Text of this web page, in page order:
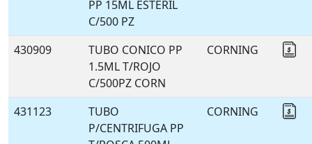
PP 15ML ESTERIL
C/500 PZ
430909
TUBO CONICO PP
1.5ML T/ROJO
C/500PZ CORN
CORNING
431123
TUBO
P/CENTRIFUGA PP
CORNING